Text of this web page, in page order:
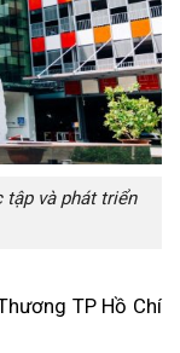
và phát triển
TP Hồ Chí